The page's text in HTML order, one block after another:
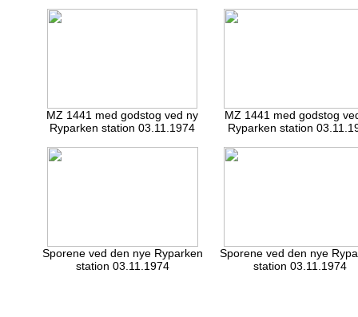
MZ 1441 med godstog ved ny
Ryparken station 03.11.1974
MZ 1441 med godstog
Ryparken station
Sporene ved den nye Ryparken
station 03.11.1974
Sporene ved den nye
station 03.11.1974